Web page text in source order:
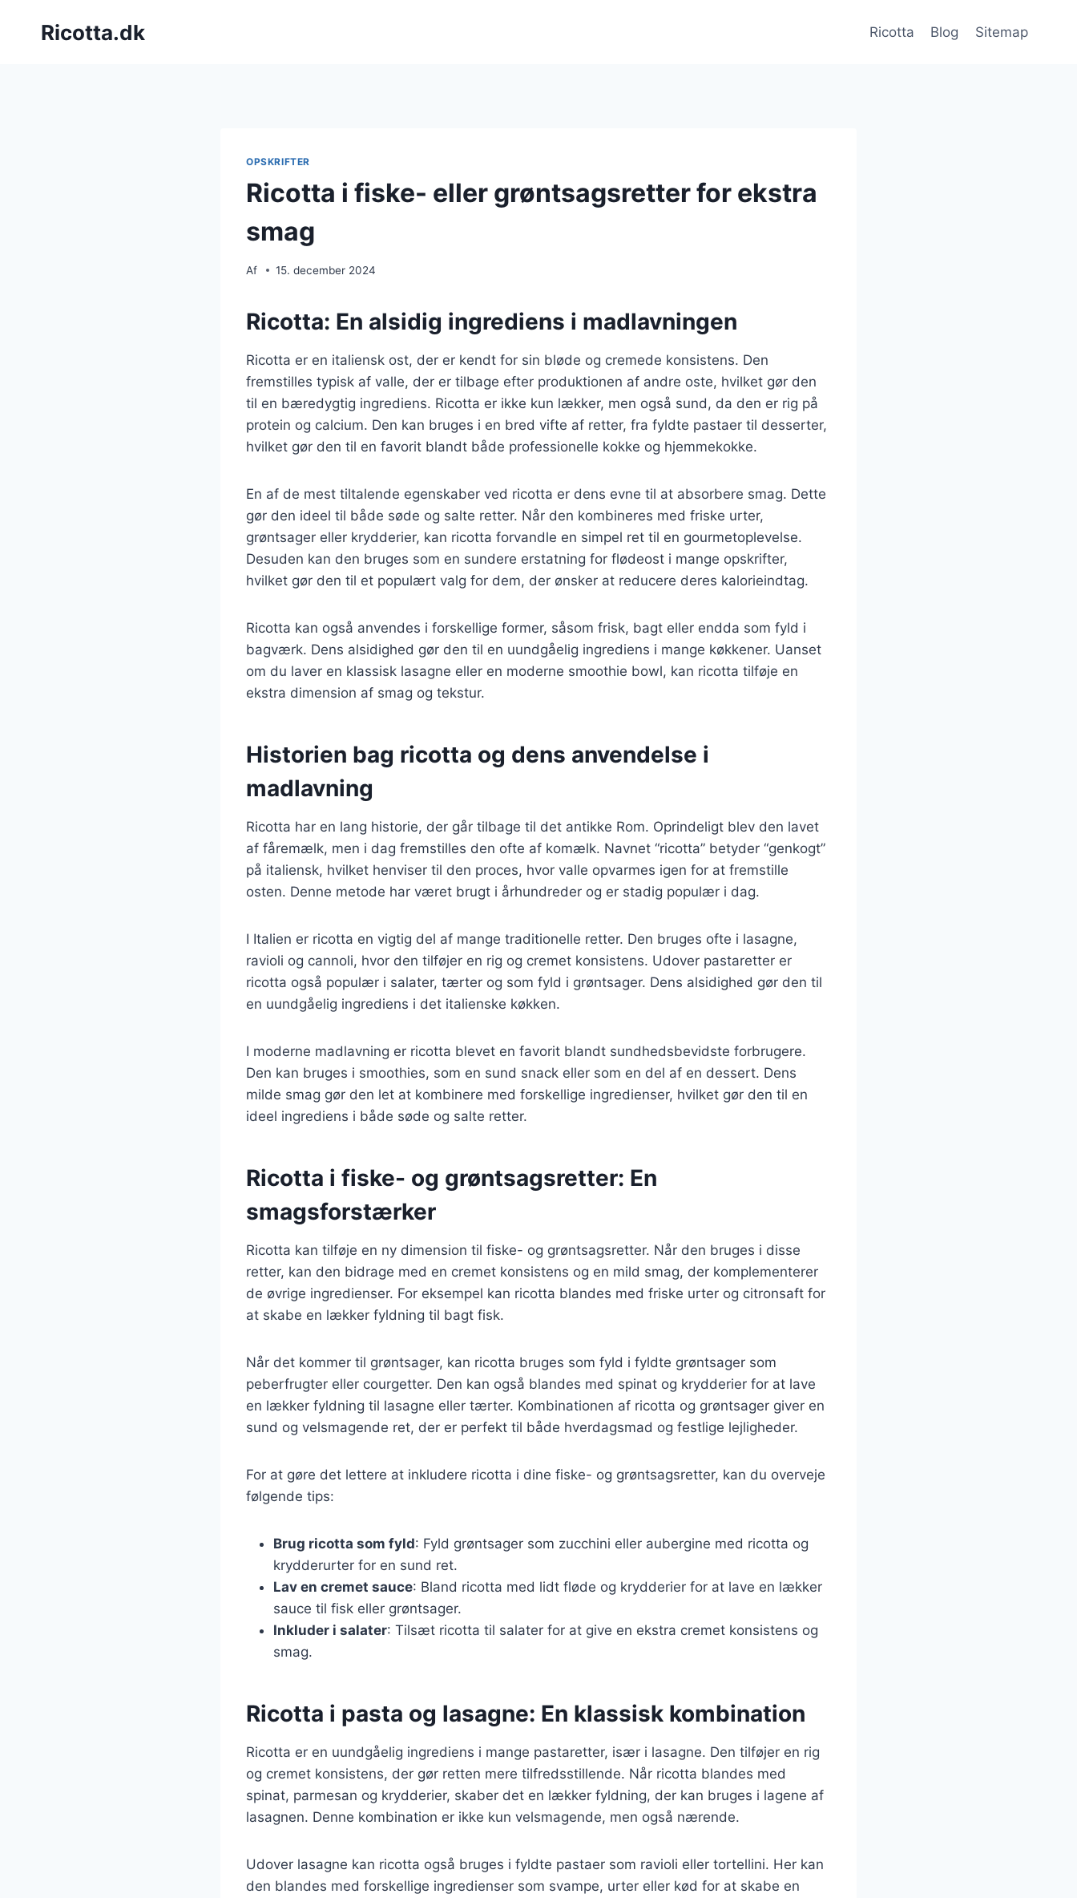
Ricotta.dk Ricotta Blog Sitemap
OPSKRIFTER
Ricotta i fiske- eller grøntsagsretter for ekstra
smag
Af 15. december 2024
Ricotta: En alsidig ingrediens i madlavningen
Ricotta er en italiensk ost, der er kendt for sin bløde og cremede konsistens. Den
fremstilles typisk af valle, der er tilbage efter produktionen af andre oste, hvilket gør den
til en bæredygtig ingrediens. Ricotta er ikke kun lækker, men også sund, da den er rig på
protein og calcium. Den kan bruges i en bred vifte af retter, fra fyldte pastaer til desserter,
hvilket gør den til en favorit blandt både professionelle kokke og hjemmekokke.
En af de mest tiltalende egenskaber ved ricotta er dens evne til at absorbere smag. Dette
gør den ideel til både søde og salte retter. Når den kombineres med friske urter,
grøntsager eller krydderier, kan ricotta forvandle en simpel ret til en gourmetoplevelse.
Desuden kan den bruges som en sundere erstatning for flødeost i mange opskrifter,
hvilket gør den til et populært valg for dem, der ønsker at reducere deres kalorieindtag.
Ricotta kan også anvendes i forskellige former, såsom frisk, bagt eller endda som fyld i
bagværk. Dens alsidighed gør den til en uundgåelig ingrediens i mange køkkener. Uanset
om du laver en klassisk lasagne eller en moderne smoothie bowl, kan ricotta tilføje en
ekstra dimension af smag og tekstur.
Historien bag ricotta og dens anvendelse i
madlavning
Ricotta har en lang historie, der går tilbage til det antikke Rom. Oprindeligt blev den lavet
af fåremælk, men i dag fremstilles den ofte af komælk. Navnet “ricotta” betyder “genkogt”
på italiensk, hvilket henviser til den proces, hvor valle opvarmes igen for at fremstille
osten. Denne metode har været brugt i århundreder og er stadig populær i dag.
I Italien er ricotta en vigtig del af mange traditionelle retter. Den bruges ofte i lasagne,
ravioli og cannoli, hvor den tilføjer en rig og cremet konsistens. Udover pastaretter er
ricotta også populær i salater, tærter og som fyld i grøntsager. Dens alsidighed gør den til
en uundgåelig ingrediens i det italienske køkken.
I moderne madlavning er ricotta blevet en favorit blandt sundhedsbevidste forbrugere.
Den kan bruges i smoothies, som en sund snack eller som en del af en dessert. Dens
milde smag gør den let at kombinere med forskellige ingredienser, hvilket gør den til en
ideel ingrediens i både søde og salte retter.
Ricotta i fiske- og grøntsagsretter: En
smagsforstærker
Ricotta kan tilføje en ny dimension til fiske- og grøntsagsretter. Når den bruges i disse
retter, kan den bidrage med en cremet konsistens og en mild smag, der komplementerer
de øvrige ingredienser. For eksempel kan ricotta blandes med friske urter og citronsaft for
at skabe en lækker fyldning til bagt fisk.
Når det kommer til grøntsager, kan ricotta bruges som fyld i fyldte grøntsager som
peberfrugter eller courgetter. Den kan også blandes med spinat og krydderier for at lave
en lækker fyldning til lasagne eller tærter. Kombinationen af ricotta og grøntsager giver en
sund og velsmagende ret, der er perfekt til både hverdagsmad og festlige lejligheder.
For at gøre det lettere at inkludere ricotta i dine fiske- og grøntsagsretter, kan du overveje
følgende tips:
Brug ricotta som fyld: Fyld grøntsager som zucchini eller aubergine med ricotta og
krydderurter for en sund ret.
Lav en cremet sauce: Bland ricotta med lidt fløde og krydderier for at lave en lækker
sauce til fisk eller grøntsager.
Inkluder i salater: Tilsæt ricotta til salater for at give en ekstra cremet konsistens og
smag.
Ricotta i pasta og lasagne: En klassisk kombination
Ricotta er en uundgåelig ingrediens i mange pastaretter, især i lasagne. Den tilføjer en rig
og cremet konsistens, der gør retten mere tilfredsstillende. Når ricotta blandes med
spinat, parmesan og krydderier, skaber det en lækker fyldning, der kan bruges i lagene af
lasagnen. Denne kombination er ikke kun velsmagende, men også nærende.
Udover lasagne kan ricotta også bruges i fyldte pastaer som ravioli eller tortellini. Her kan
den blandes med forskellige ingredienser som svampe, urter eller kød for at skabe en